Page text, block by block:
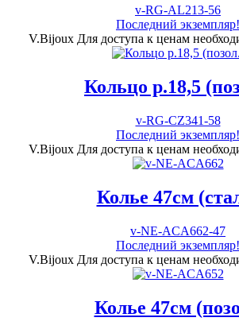
v-RG-AL213-56
Последний экземпляр!
V.Bijoux Для доступа к ценам
Кольцо р.18,5
v-RG-CZ341-58
Последний экземпляр!
V.Bijoux Для доступа к ценам
Колье 47см
v-NE-ACA662-47
Последний экземпляр!
V.Bijoux Для доступа к ценам
Колье 47см